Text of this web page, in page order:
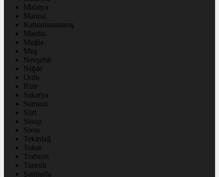
Malatya
Manisa
Kahramanmaraş
Mardin
Muğla
Muş
Nevşehir
Niğde
Ordu
Rize
Sakarya
Samsun
Siirt
Sinop
Sivas
Tekirdağ
Tokat
Trabzon
Tunceli
Şanlıurfa